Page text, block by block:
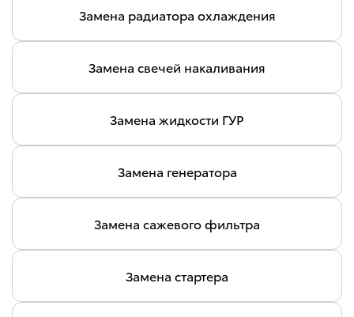
Замена радиатора охлаждения
Замена свечей накаливания
Замена жидкости ГУР
Замена генератора
Замена сажевого фильтра
Замена стартера